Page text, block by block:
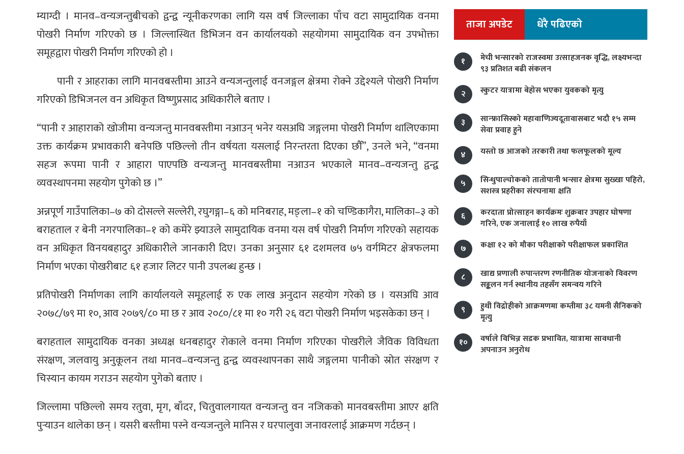
म्याग्दी । मानव–वन्यजन्तुबीचको द्वन्द्व न्यूनीकरणका लागि यस वर्ष जिल्लाका पाँच वटा सामुदायिक वनमा
पोखरी निर्माण गरिएको छ । जिल्लास्थित डिभिजन वन कार्यालयको सहयोगमा सामुदायिक वन उपभोक्ता
समूहद्वारा पोखरी निर्माण गरिएको हो ।
पानी र आहराका लागि मानवबस्तीमा आउने वन्यजन्तुलाई वनजङ्गल क्षेत्रमा रोक्ने उद्देश्यले पोखरी निर्माण
गरिएको डिभिजनल वन अधिकृत विष्णुप्रसाद अधिकारीले बताए ।
“पानी र आहाराको खोजीमा वन्यजन्तु मानवबस्तीमा नआउन् भनेर यसअघि जङ्गलमा पोखरी निर्माण थालिएकामा
उक्त कार्यक्रम प्रभावकारी बनेपछि पछिल्लो तीन वर्षयता यसलाई निरन्तरता दिएका छौँ”, उनले भने, “वनमा
सहज रूपमा पानी र आहारा पाएपछि वन्यजन्तु मानवबस्तीमा नआउन भएकाले मानव–वन्यजन्तु द्वन्द्व
व्यवस्थापनमा सहयोग पुगेको छ ।”
अन्नपूर्ण गाउँपालिका–७ को दोसल्ले सल्लेरी, रघुगङ्गा–६ को मनिबराह, मङ्ला–१ को चण्डिकागैरा, मालिका–३ को
बराहताल र बेनी नगरपालिका–१ को कमेरे झ्याउले सामुदायिक वनमा यस वर्ष पोखरी निर्माण गरिएको सहायक
वन अधिकृत विनयबहादुर अधिकारीले जानकारी दिए। उनका अनुसार ६१ दशमलव ७५ वर्गमिटर क्षेत्रफलमा
निर्माण भएका पोखरीबाट ६१ हजार लिटर पानी उपलब्ध हुन्छ ।
प्रतिपोखरी निर्माणका लागि कार्यालयले समूहलाई रु एक लाख अनुदान सहयोग गरेको छ । यसअघि आव
२०७८/७९ मा १०, आव २०७९/८० मा छ र आव २०८०/८१ मा १० गरी २६ वटा पोखरी निर्माण भइसकेका छन् ।
बराहताल सामुदायिक वनका अध्यक्ष धनबहादुर रोकाले वनमा निर्माण गरिएका पोखरीले जैविक विविधता
संरक्षण, जलवायु अनुकूलन तथा मानव–वन्यजन्तु द्वन्द्व व्यवस्थापनका साथै जङ्गलमा पानीको स्रोत संरक्षण र
चिस्यान कायम गराउन सहयोग पुगेको बताए ।
जिल्लामा पछिल्लो समय रतुवा, मृग, बाँदर, चितुवालगायत वन्यजन्तु वन नजिकको मानवबस्तीमा आएर क्षति
पुर्‍याउन थालेका छन् । यसरी बस्तीमा पस्ने वन्यजन्तुले मानिस र घरपालुवा जनावरलाई आक्रमण गर्दछन् ।
ताजा अपडेट धेरै पढिएको
१
मेची भन्सारको राजस्वमा उत्साहजनक वृद्धि, लक्ष्यभन्दा
९३ प्रतिशत बढी संकलन
२
स्कुटर यात्रामा बेहोस भएका युवकको मृत्यु
३
सान्फ्रासिस्को महावाणिज्यदूतावासबाट भदौ १५ सम्म
सेवा प्रवाह हुने
४
यस्तो छ आजको तरकारी तथा फलफूलको मूल्य
५
सिन्धुपाल्चोकको तातोपानी भन्सार क्षेत्रमा सुख्खा पहिरो,
सशस्त्र प्रहरीका संरचनामा क्षति
६
करदाता प्रोत्साहन कार्यक्रमः शुक्रबार उपहार घोषणा
गरिने, एक जनालाई १० लाख रुपैयाँ
७
कक्षा १२ को मौका परीक्षाको परीक्षाफल प्रकाशित
८
खाद्य प्रणाली रुपान्तरण रणनीतिक योजनाको विवरण
सङ्कलन गर्न स्थानीय तहसँग समन्वय गरिने
९
हुथी विद्रोहीको आक्रमणमा कम्तीमा ३८ यमनी सैनिकको
मृत्यु
१०
वर्षाले विभिन्न सडक प्रभावित, यात्रामा सावधानी
अपनाउन अनुरोध